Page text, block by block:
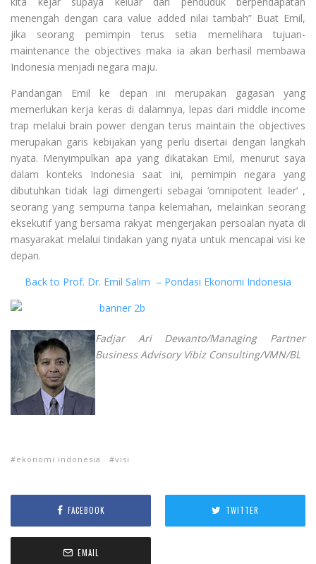
menengah dengan cara value added nilai tambah” Buat Emil,
jika seorang pemimpin terus setia memelihara tujuan-
maintenance the objectives maka ia akan berhasil membawa
Indonesia menjadi negara maju.
Pandangan Emil ke depan ini merupakan gagasan yang
memerlukan kerja keras di dalamnya, lepas dari middle income
trap melalui brain power dengan terus maintain the objectives
merupakan garis kebijakan yang perlu disertai dengan langkah
nyata. Menyimpulkan apa yang dikatakan Emil, menurut saya
dalam konteks Indonesia saat ini, pemimpin negara yang
dibutuhkan tidak lagi dimengerti sebagai ‘omnipotent leader’ ,
seorang yang sempurna tanpa kelemahan, melainkan seorang
eksekutif yang bersama rakyat mengerjakan persoalan nyata di
masyarakat melalui tindakan yang nyata untuk mencapai visi ke
depan.
Back to Prof. Dr. Emil Salim – Pondasi Ekonomi Indonesia
Fadjar Ari Dewanto/Managing Partner
Business Advisory Vibiz Consulting/VMN/BL
ekonomi indonesia visi
FACEBOOK TWITTER
EMAIL